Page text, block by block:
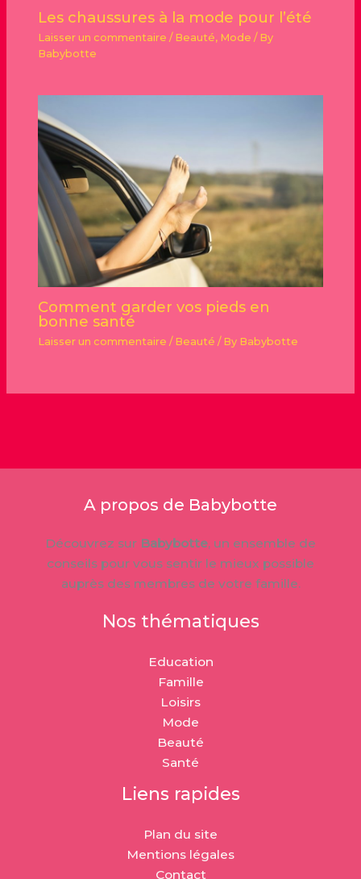
Les chaussures à la mode pour l’été
Laisser un commentaire / Beauté, Mode / By
Babybotte
Comment garder vos pieds en
bonne santé
Laisser un commentaire / Beauté / By Babybotte
A propos de Babybotte
Découvrez sur Babybotte, un ensemble de
conseils pour vous sentir le mieux possible
auprès des membres de votre famille.
Nos thématiques
Education
Famille
Loisirs
Mode
Beauté
Santé
Liens rapides
Plan du site
Mentions légales
Contact